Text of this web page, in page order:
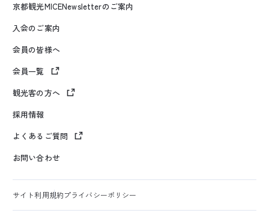
京都観光MICENewsletterのご案内
入会のご案内
会員の皆様へ
会員一覧
観光客の方へ
採用情報
よくあるご質問
お問い合わせ
サイト利用規約プライバシーポリシー